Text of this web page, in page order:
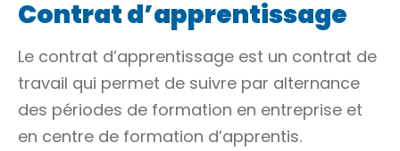
Contrat d’apprentissage
Le contrat d’apprentissage est un contrat de
travail qui permet de suivre par alternance
des périodes de formation en entreprise et
en centre de formation d’apprentis.